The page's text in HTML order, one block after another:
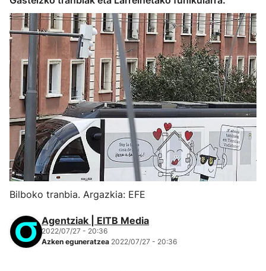
Bilboko tranbia. Argazkia: EFE
Agentziak | EITB Media
2022/07/27 - 20:36
Azken eguneratzea 2022/07/27 - 20:36